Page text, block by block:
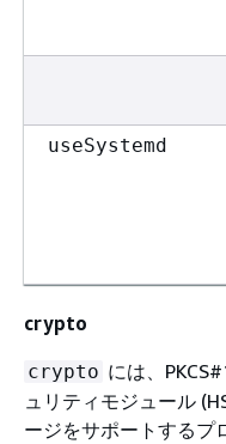
useSystemd
crypto
crypto には、
ュリティモジュール
ージをサポートするプ